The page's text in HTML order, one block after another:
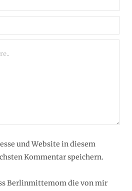
und Website in diesem
Kommentar speichern.
Berlinmittemom die von mir